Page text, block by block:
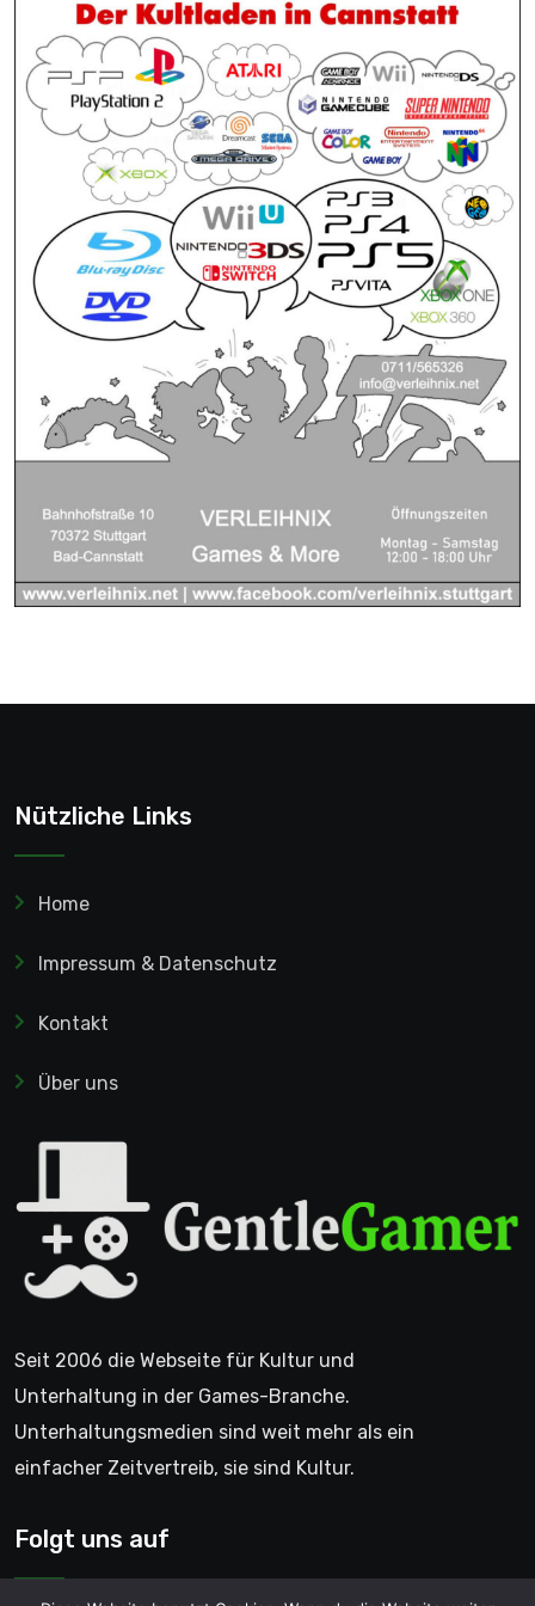
Nützliche Links
Home
Impressum & Datenschutz
Kontakt
Über uns
Seit 2006 die Webseite für Kultur und
Unterhaltung in der Games-Branche.
Unterhaltungsmedien sind weit mehr als ein
einfacher Zeitvertreib, sie sind Kultur.
Folgt uns auf